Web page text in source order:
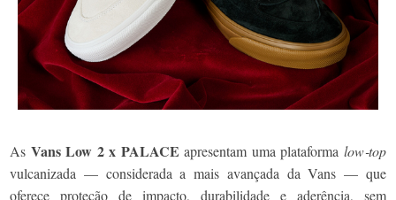
As Vans Low 2 x PALACE apresentam uma plataformalow‑top
vulcanizada — considerada a mais avançada da Vans — que
oferece proteção de impacto, durabilidade e aderência, sem